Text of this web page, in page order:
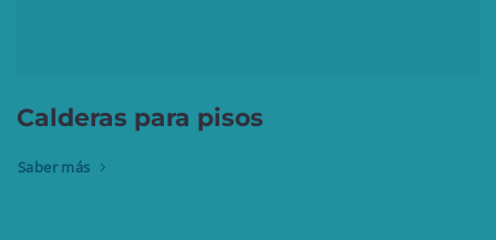
Calderas para pisos
Saber más